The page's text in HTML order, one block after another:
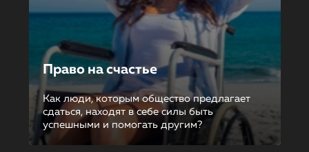
Право на счастье
Как люди, которым общество предлагает
сдаться, находят в себе силы быть
успешными и помогать другим?